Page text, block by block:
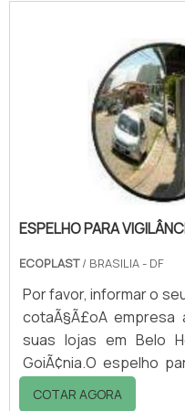
causando danos
importância da
descarte inadequado
gerar sérios
como a contaminação
ESPELHO PARA
ECOPLAST/ BRASILIA - DF
Por favor, informar o
cotaÃ§Ã£oA
suas lojas em Belo
GoiÃ¢nia.O espelho
item de controle e
COTAR AGORA